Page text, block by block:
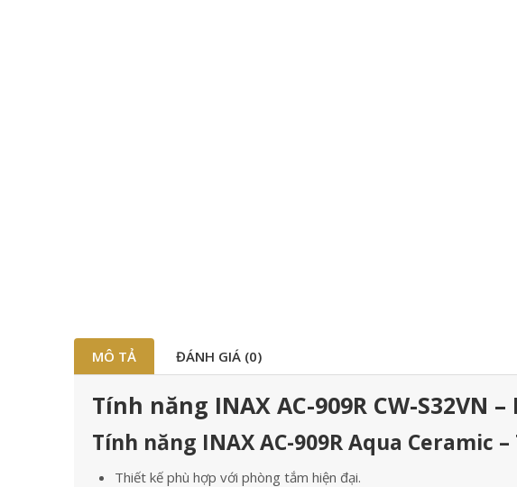
MÔ TẢ ĐÁNH GIÁ (0)
Tính năng INAX AC-909R CW-S32VN
Tính năng INAX AC-909R Aqua Ceramic
Thiết kế phù hợp với phòng tắm hiện đại.